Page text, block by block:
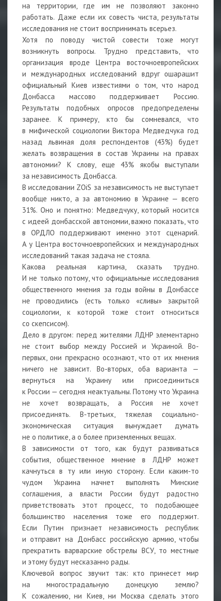
на территории, где им не позволяют законно
работать. Даже если их совесть чиста, результаты
исследования не стоит воспринимать всерьез.
Хотя по поводу чистой совести тоже могут
возникнуть вопросы. Трудно представить, что
организация вроде Центра восточноевропейских
и международных исследований вдруг ошарашит
официальный Киев известиями о том, что народ
Донбасса массово поддерживает Россию.
Результаты подобных опросов предопределены
заранее. К примеру, кто бы сомневался, что
в мифической социологии Виктора Медведчука год
назад львиная доля респондентов (43%) будет
желать возвращения в состав Украины на правах
автономии? К слову, еще 43% якобы выступали
за независимость Донбасса.
В исследовании ZOiS за независимость не выступает
вообще никто, а за автономию в Украине — всего
31%. Оно и понятно: Медведчуку, который носится
с идеей донбасской автономии, важно показать, что
в ОРДЛО поддерживают именно этот сценарий.
А у Центра восточноевропейских и международных
исследований такая задача не стояла.
Какова реальная картина, сказать трудно.
И не только потому, что официальные исследования
общественного мнения за годы войны в Донбассе
не проводились (есть только «сливы» закрытой
социологии, к которой тоже стоит относиться
со скепсисом).
Дело в другом: перед жителями ЛДНР элементарно
не стоит выбор между Россией и Украиной. Во-
первых, они прекрасно осознают, что от их мнения
ничего не зависит. Во-вторых, оба варианта —
вернуться на Украину или присоединиться
к России — сегодня неактуальны. Потому что Украина
не хочет возвращать, а Россия не хочет
присоединять. В-третьих, тяжелая социально-
экономическая ситуация вынуждает думать
не о политике, а о более приземленных вещах.
В зависимости от того, как будут развиваться
события, общественное мнение в ЛДНР может
качнуться в ту или иную сторону. Если каким-то
чудом Украина начнет выполнять Минские
соглашения, а власти России будут радостно
приветствовать этот процесс, то подобающее
большинство населения тоже его поддержит.
Если Путин признает независимость республик
и отправит на Донбасс российскую армию, чтобы
прекратить варварские обстрелы ВСУ, то местные
и этому будут несказанно рады.
Ключевой вопрос звучит так: кто принесет мир
на многострадальную донецкую землю?
К сожалению, ни Киев, ни Москва сделать этого